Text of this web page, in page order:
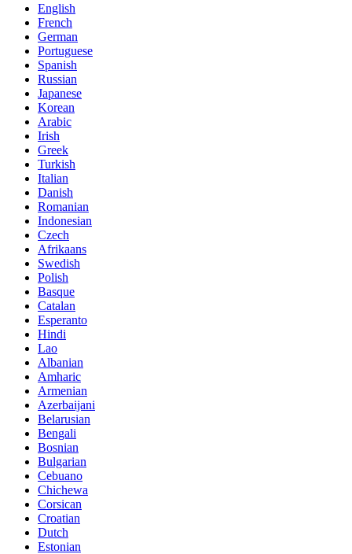
English
French
German
Portuguese
Spanish
Russian
Japanese
Korean
Arabic
Irish
Greek
Turkish
Italian
Danish
Romanian
Indonesian
Czech
Afrikaans
Swedish
Polish
Basque
Catalan
Esperanto
Hindi
Lao
Albanian
Amharic
Armenian
Azerbaijani
Belarusian
Bengali
Bosnian
Bulgarian
Cebuano
Chichewa
Corsican
Croatian
Dutch
Estonian